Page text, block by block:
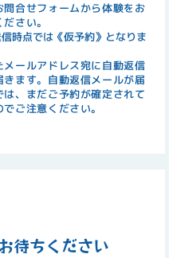
問合せフォームから体験をお
さい。
時点では《仮予約》となりま
メールアドレス宛に自動返信
きます。自動返信メールが届
は、まだご予約が確定されて
ご注意ください。
待ちください